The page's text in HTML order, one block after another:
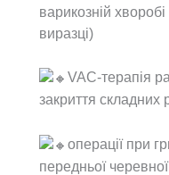
варикозній хворобі
виразці)
VAC-терапія
закриття складних
операції при
передньої